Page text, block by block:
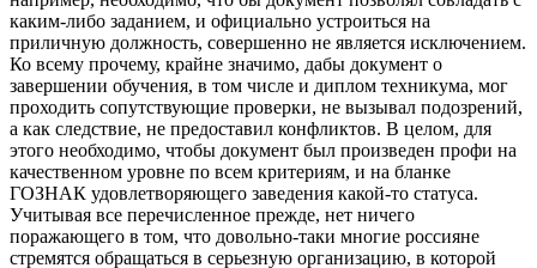
каким-либо заданием, и официально устроиться на
приличную должность, совершенно не является исключением.
Ко всему прочему, крайне значимо, дабы документ о
завершении обучения, в том числе и диплом техникума, мог
проходить сопутствующие проверки, не вызывал подозрений,
а как следствие, не предоставил конфликтов. В целом, для
этого необходимо, чтобы документ был произведен профи на
качественном уровне по всем критериям, и на бланке
ГОЗНАК удовлетворяющего заведения какой-то статуса.
Учитывая все перечисленное прежде, нет ничего
поражающего в том, что довольно-таки многие россияне
стремятся обращаться в серьезную организацию, в которой